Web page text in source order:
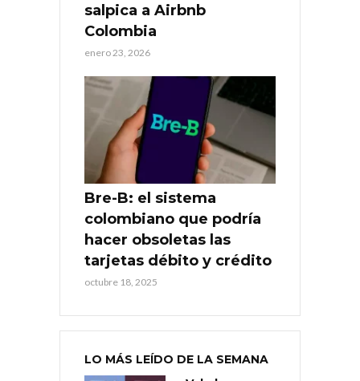
salpica a Airbnb
Colombia
enero 23, 2026
Bre-B: el sistema
colombiano que podría
hacer obsoletas las
tarjetas débito y crédito
octubre 18, 2025
LO MÁS LEÍDO DE LA SEMANA